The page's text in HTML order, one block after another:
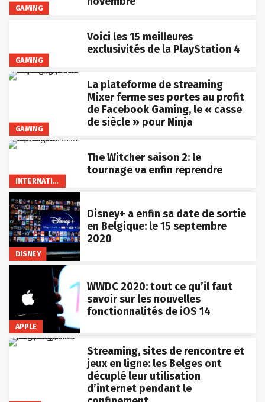
GAMING
GAMING
Voici les 15 meilleures
exclusivités de la PlayStation 4
GAMING
La plateforme de streaming
Mixer ferme ses portes au profit
de Facebook Gaming, le « casse
de siècle » pour Ninja
INTERNATIONAL
The Witcher saison 2: le
tournage va enfin reprendre
DISNEY
Disney+ a enfin sa date de sortie
en Belgique: le 15 septembre
2020
APPLE
WWDC 2020: tout ce qu’il faut
savoir sur les nouvelles
fonctionnalités de iOS 14
Streaming, sites de rencontre et
jeux en ligne: les Belges ont
décuplé leur utilisation
d’internet pendant le